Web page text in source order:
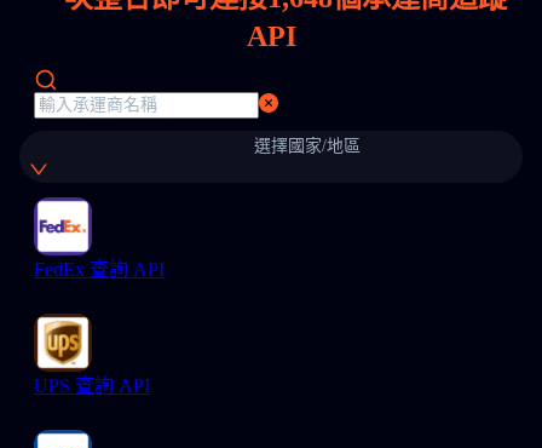
API
選擇國家/地區
FedEx 查詢 API
UPS 查詢 API